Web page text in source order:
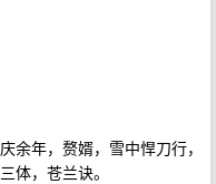
余年，赘婿，雪中悍刀行，
体，苍兰诀。